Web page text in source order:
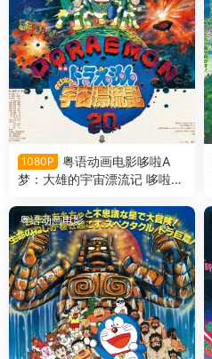
1080P
粤语动画电影哆啦A
梦：大雄的宇宙漂流记 哆啦A
粤语版
粤语动画电影